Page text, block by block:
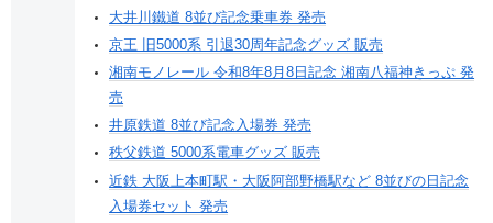
大井川鐵道 8並び記念乗車券 発売
京王 旧5000系 引退30周年記念グッズ 販売
湘南モノレール 令和8年8月8日記念 湘南八福神きっぷ 発
売
井原鉄道 8並び記念入場券 発売
秩父鉄道 5000系電車グッズ 販売
近鉄 大阪上本町駅・大阪阿部野橋駅など 8並びの日記念
入場券セット 発売